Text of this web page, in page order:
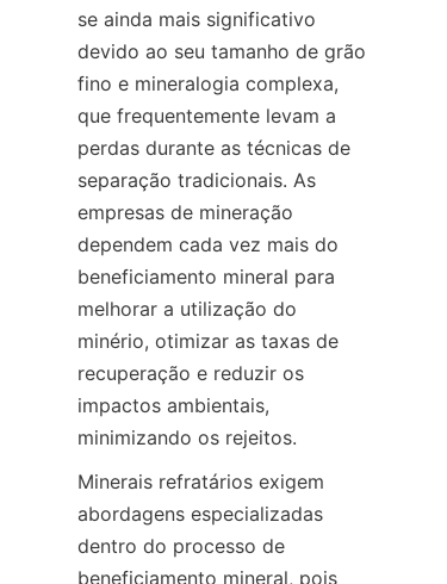
se ainda mais significativo
devido ao seu tamanho de grão
fino e mineralogia complexa,
que frequentemente levam a
perdas durante as técnicas de
separação tradicionais. As
empresas de mineração
dependem cada vez mais do
beneficiamento mineral para
melhorar a utilização do
minério, otimizar as taxas de
recuperação e reduzir os
impactos ambientais,
minimizando os rejeitos.
Minerais refratários exigem
abordagens especializadas
dentro do processo de
beneficiamento mineral, pois